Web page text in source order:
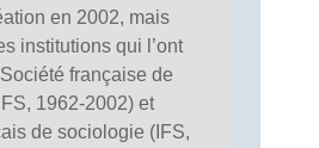
en 2002, mais
institutions qui l’ont
française de
1962-2002) et
de sociologie (IFS,